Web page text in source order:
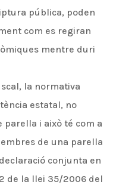
pública, poden
com es regiran
mentre duri
la normativa
estatal, no
i això té com a
de una parella
conjunta en
de la llei 35/2006 del